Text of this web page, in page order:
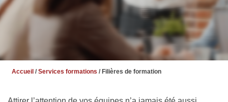
Accueil / Services formations / Filières de formation